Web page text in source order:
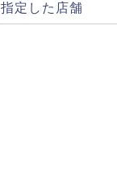
指定した店舗